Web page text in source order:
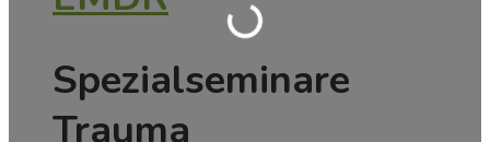
Spezialseminare
Trauma